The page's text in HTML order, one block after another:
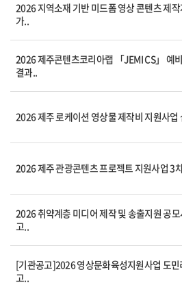
2026 지역소재 기반 미드폼 영상 콘텐츠 제
가..
2026 제주콘텐츠코리아랩 「JEMI CS」 예
결과..
2026 제주 로케이션 영상물 제작비 지원사업
2026 제주 관광콘텐츠 프로젝트 지원사업 3
2026 취약계층 미디어 제작 및 송출지원 공
고..
[기관공고]2026 영상문화육성지원사업 도민
고..